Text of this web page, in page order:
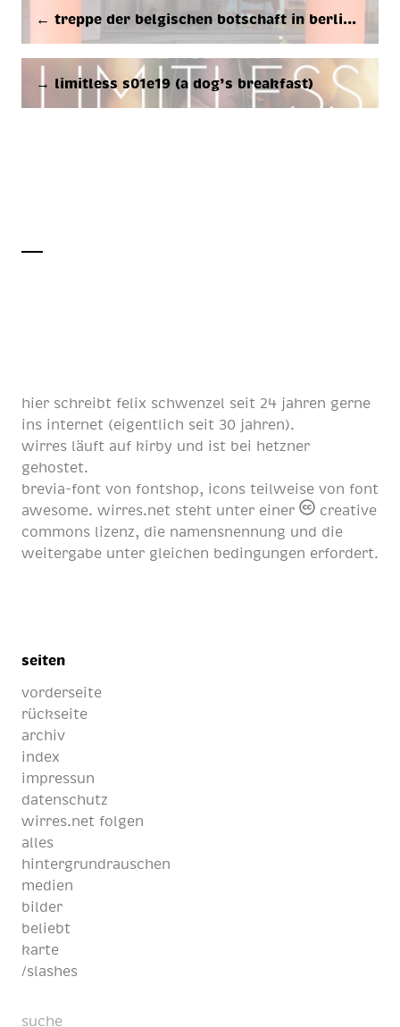
← trep­pe der bel­gi­schen bot­schaft in ber­li…
→ limitless s01e19 (a dog’s breakfast)
hier schreibt felix schwenzel seit 24 jahren gerne
ins internet (eigentlich seit 30 jahren).
wirres läuft auf kirby und ist bei hetzner
gehostet.
brevia-font von fontshop, icons teilweise von font
awesome. wirres.net steht unter einer
creative
commons lizenz, die namensnennung und die
weitergabe unter gleichen bedingungen erfordert.
seiten
vorderseite
rückseite
archiv
index
impressun
datenschutz
wirres.net folgen
alles
hintergrundrauschen
medien
bilder
beliebt
karte
/slashes